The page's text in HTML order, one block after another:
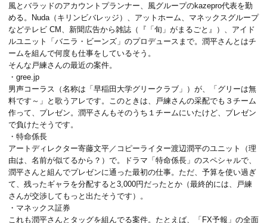
風とバラッドのアカウントプランナー、風グループのkazepro代表を勤
める。Nuda（キリンビバレッジ）、アットホーム、マネックスグループ
などテレビ CM、新聞広告から雑誌（『「旬」がまるごと』）、アイド
ルユニット「 バニラ・ビーンズ 」のプロデュースまで。潤平さんとはチ
ームを組んで何度も仕事をしているそう。
そんな戸練さんの最近の案件。
・gree.jp
男声コーラス（名称は「早稲田大学グリークラブ」）が、「グリーは無
料です～」と歌うアレです。このときは、戸練さんの采配でも３チーム
作って、プレゼン。潤平さんもそのうち１チームにいたけど、プレゼン
で負けたそうです。
・特命係長
アートディレクター寄藤文平／コピーライター渡辺潤平のユニット（理
由は、名前が似てるから？）で。ドラマ「特命係長」のスペシャルで、
潤平さんと組んでプレゼンに通った最初の仕事。ただ、予算を使い過ぎ
て、残ったギャラを分配すると3,000円だったとか（最終的には、戸練
さんが交渉してもっと出たそうです）。
・マネックス証券
これも潤平さんとタッグを組んでる案件。たとえば、「FX予報」の全面